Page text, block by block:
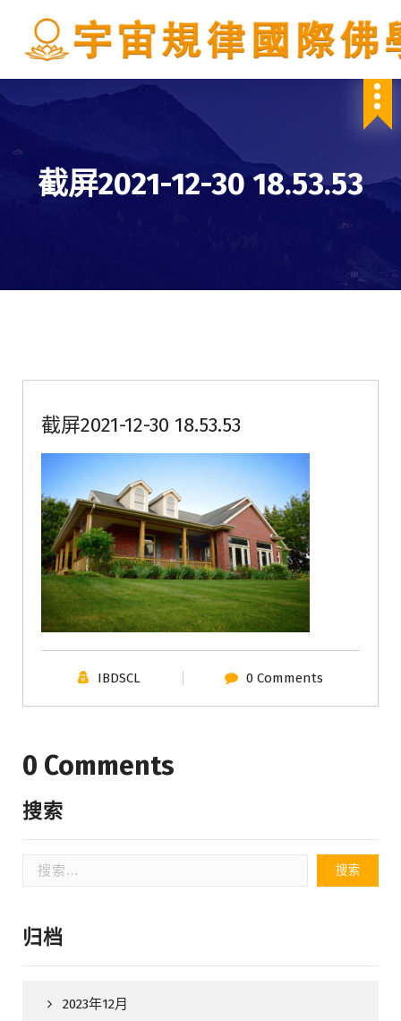
截屏2021-12-30 18.53.53
截屏2021-12-30 18.53.53
IBDSCL 0 Comments
0 Comments
搜索
归档
2023年12月